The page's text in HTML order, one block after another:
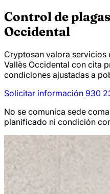
Control de
Occidental
Cryptosan valora servicios
Vallès Occidental con cita
condiciones ajustadas a
Solicitar información 930
No se comunica sede
planificado ni condición